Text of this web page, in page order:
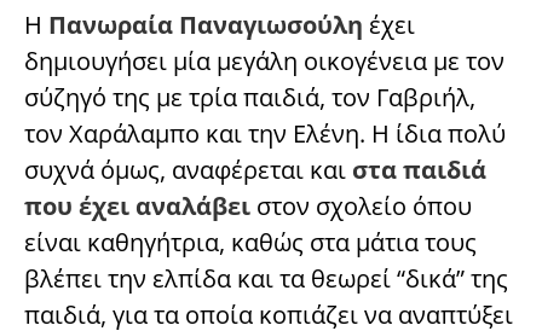
Η Πανωραία Παναγιωσούλη έχει
δημιουγήσει μία μεγάλη οικογένεια με τον
σύζηγό της με τρία παιδιά, τον Γαβριήλ,
τον Χαράλαμπο και την Ελένη. Η ίδια πολύ
συχνά όμως, αναφέρεται και στα παιδιά
που έχει αναλάβει στον σχολείο όπου
είναι καθηγήτρια, καθώς στα μάτια τους
βλέπει την ελπίδα και τα θεωρεί “δικά” της
παιδιά, για τα οποία κοπιάζει να αναπτύξει